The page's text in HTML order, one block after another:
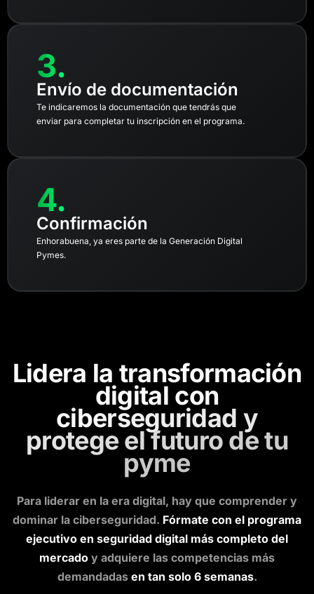
3.
Envío de documentación
Te indicaremos la documentación que tendrás que
enviar para completar tu inscripción en el programa.
4.
Confirmación
Enhorabuena, ya eres parte de la Generación Digital
Pymes.
Lidera la transformación
digital con
ciberseguridad y
protege el futuro de tu
pyme
Para liderar en la era digital, hay que comprender y
dominar la ciberseguridad. Fórmate con el programa
ejecutivo en seguridad digital más completo del
mercado y adquiere las competencias más
demandadas en tan solo 6 semanas.